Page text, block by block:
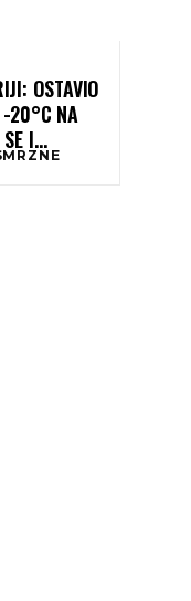
OSTAVIO
-20°C NA
I